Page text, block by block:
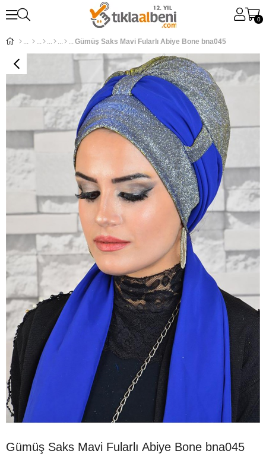
0
Gümüş Saks Mavi Fularlı Abiye Bone bna045
Gümüş Saks Mavi Fularlı Abiye Bone bna045